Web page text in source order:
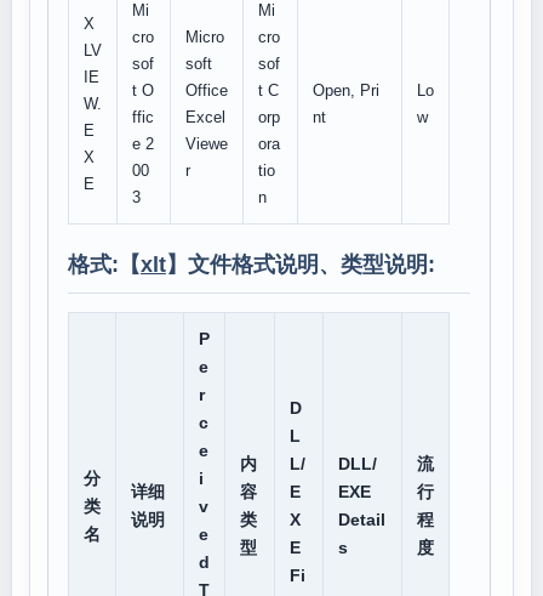
X
LV
IE
W.
E
X
E
Mi
cro
sof
t O
ffic
e 2
00
3
Micro
soft
Office
Excel
Viewe
r
Mi
cro
sof
t C
orp
ora
tio
n
Open, Pri
nt
Lo
w
格式:【xlt】文件格式说明、类型说明:
分
类
名
详细
说明
P
e
r
c
e
i
v
e
d
T
内
容
类
型
D
L
L/
E
X
E
Fi
DLL/
EXE
Detail
s
流
行
程
度